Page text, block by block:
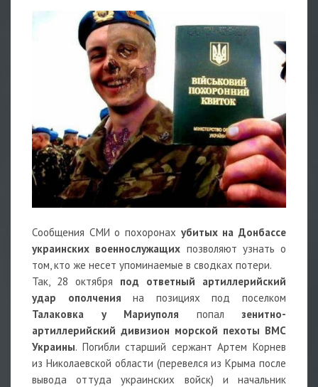
Сообщения СМИ о похоронах убитых на Донбассе
украинских военнослужащих позволяют узнать о
том, кто же несет упоминаемые в сводках потери.
Так, 28 октября под ответный артиллерийский
удар ополчения на позициях под поселком
Талаковка у Мариуполя попал зенитно-
артиллерийский дивизион морской пехоты ВМС
Украины. Погибли старший сержант Артем Корнев
из Николаевской области (перевелся из Крыма после
вывода оттуда украинских войск) и начальник